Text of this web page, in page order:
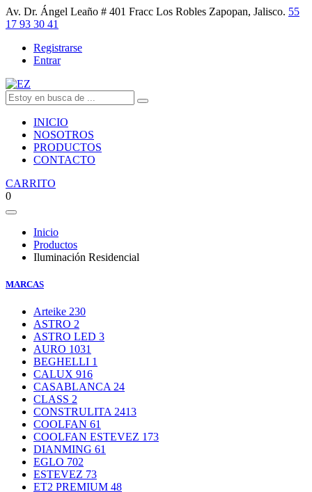
Av. Dr. Ángel Leaño # 401 Fracc Los Robles Zapopan, Jalisco. 55
17 93 30 41
Registrarse
Entrar
INICIO
NOSOTROS
PRODUCTOS
CONTACTO
CARRITO
0
Inicio
Productos
Iluminación Residencial
MARCAS
Arteike 230
ASTRO 2
ASTRO LED 3
AURO 1031
BEGHELLI 1
CALUX 916
CASABLANCA 24
CLASS 2
CONSTRULITA 2413
COOLFAN 61
COOLFAN ESTEVEZ 173
DIANMING 61
EGLO 702
ESTEVEZ 73
ET2 PREMIUM 48